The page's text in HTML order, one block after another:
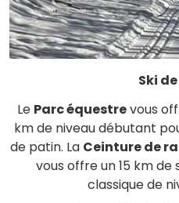
Ski
Le Parc équestrevous
km de niveau débutant
de patin. La Ceinture de
vous offre un 15 km
classique de